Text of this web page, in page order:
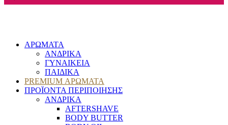
ΑΡΩΜΑΤΑ
ΑΝΔΡΙΚΑ
ΓΥΝΑΙΚΕΙΑ
ΠΑΙΔΙΚΑ
PREMIUM ΑΡΩΜΑΤΑ
ΠΡΟΪΟΝΤΑ ΠΕΡΙΠΟΙΗΣΗΣ
ΑΝΔΡΙΚΑ
AFTERSHAVE
BODY BUTTER